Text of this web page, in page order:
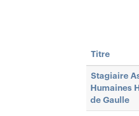
Titre
Stagiaire
Humaines
de Gaulle